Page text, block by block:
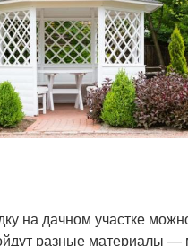
на дачном участке
разные материалы —